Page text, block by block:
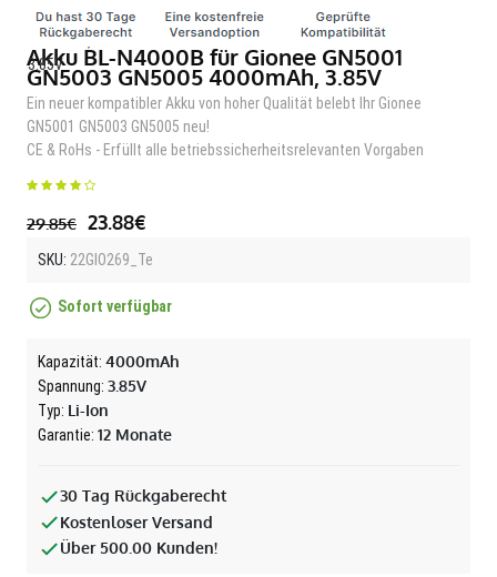
Akku BL-N4000B für Gionee GN5001
GN5003 GN5005 4000mAh, 3.85V
Ein neuer kompatibler Akku von hoher Qualität belebt Ihr Gionee
GN5001 GN5003 GN5005 neu!
CE & RoHs - Erfüllt alle betriebssicherheitsrelevanten Vorgaben
29.85€ 23.88€
SKU: 22GIO269_Te
Sofort verfügbar
Kapazität: 4000mAh
Spannung: 3.85V
Typ: Li-Ion
Garantie: 12 Monate
30 Tag Rückgaberecht
Kostenloser Versand
Über 500.00 Kunden!